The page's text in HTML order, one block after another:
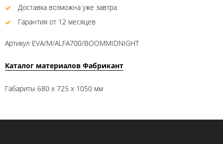
Доставка возможна уже завтра
Гарантия от 12 месяцев
Артикул EVA/M/ALFA700/BOOMMIDNIGHT
Каталог материалов Фабрикант
Габариты 680 x 725 x 1050 мм